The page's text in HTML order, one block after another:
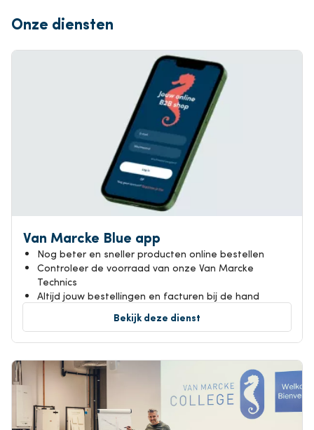
Onze diensten
Van Marcke Blue app
Nog beter en sneller producten online bestellen
Controleer de voorraad van onze Van Marcke
Technics
Altijd jouw bestellingen en facturen bij de hand
Bekijk deze dienst